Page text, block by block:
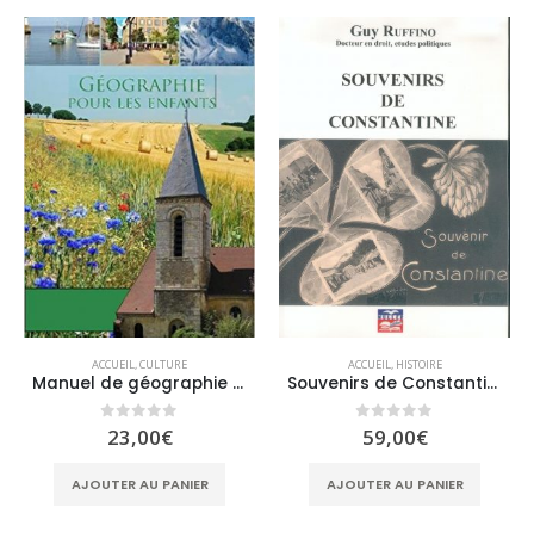
ACCUEIL CULTURE
Manuel de géographie pour les enfants
0sur 5
23,00€
AJOUTER AU PANIER
ACCUEIL HISTOIRE
Souvenirs de Constantine
0sur 5
59,00€
AJOUTER AU PANIER